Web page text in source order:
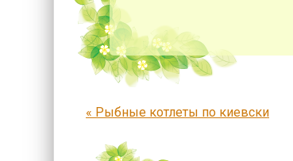
Запись навигация
« Рыбные котлеты по киевски